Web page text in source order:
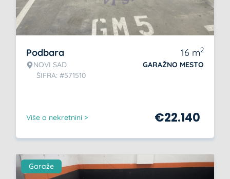
Podbara
NOVI SAD
ŠIFRA: #571510
16 m2
GARAŽNO MESTO
Više o nekretnini > €22.140
Garaže